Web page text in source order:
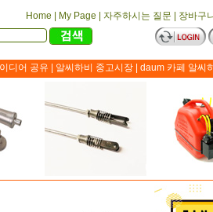
Home My Page 자주하시는 질문
장바구
디어 공유 알씨하비 중고시장 daum 카페 알씨